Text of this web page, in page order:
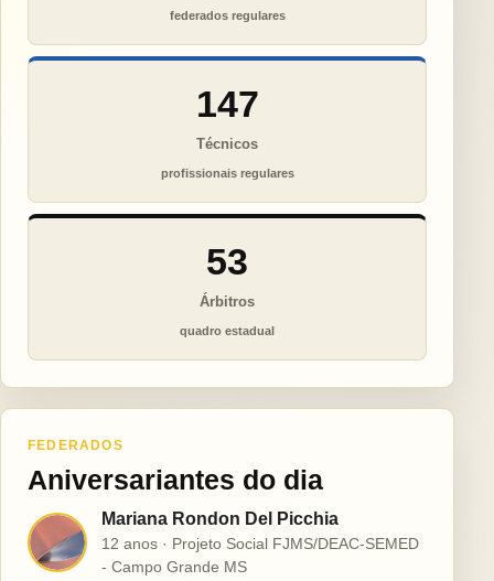
federados regulares
147
Técnicos
profissionais regulares
53
Árbitros
quadro estadual
FEDERADOS
Aniversariantes do dia
M
Mariana Rondon Del Picchia
12 anos · Projeto Social FJMS/DEAC-SEMED
- Campo Grande MS